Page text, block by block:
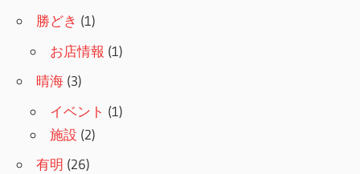
勝どき (1)
お店情報 (1)
晴海 (3)
イベント (1)
施設 (2)
有明 (26)